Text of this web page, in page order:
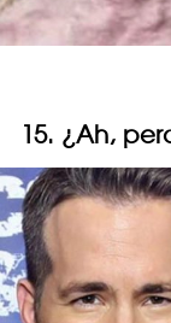
15. ¿Ah,